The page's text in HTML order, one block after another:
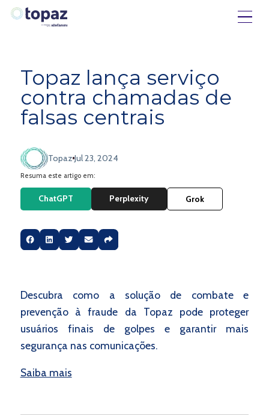
Topaz lança serviço
contra chamadas de
falsas centrais
Topaz Jul 23, 2024
Resuma este artigo em:
ChatGPT Perplexity Grok
Descubra como a solução de combate e
prevenção à fraude da Topaz pode proteger
usuários finais de golpes e garantir mais
segurança nas comunicações.
Saiba mais